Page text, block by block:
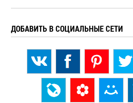
ДОБАВИТЬ В СОЦИАЛЬНЫЕ СЕТИ